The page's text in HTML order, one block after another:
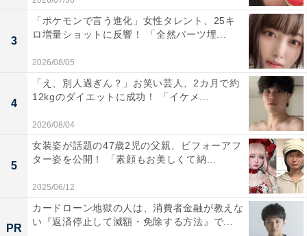
3
「ポケモンで言う進化」女性タレント、25キ
ロ増量ショットに反響！ 「全然パーツ埋...
2026/08/05
4
「え、別人過ぎん？」お笑い芸人、2カ月で約
12kgのダイエットに成功！ 「イケメ...
2026/08/04
5
女装姿が話題の47歳2児の父親、ビフォーアフ
ター姿を公開！ 「素顔もお美しくて納...
2025/06/12
PR
カードローン地獄の人は、消費者金融が教えな
い『返済停止して減額・免除する方法』で...